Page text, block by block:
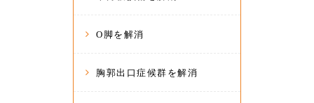
O脚を解消
胸郭出口症候群を解消